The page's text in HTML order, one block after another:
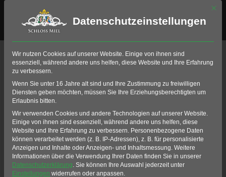
APRIL, 2025
OSTERSONNTAG
-
FESTTAGSSCHLE
MMEN
Mit
Datenschutzeinstellungen
Wir nutzen Cookies auf unserer Website. Einige von ihnen sind
essenziell, während andere uns helfen, diese Website und Ihre Erfahrung
zu verbessern.
Wenn Sie unter 16 Jahre alt sind und Ihre Zustimmung zu freiwilligen
Diensten geben möchten, müssen Sie Ihre Erziehungsberechtigten um
Erlaubnis bitten.
Wir verwenden Cookies und andere Technologien auf unserer Website.
Einige von ihnen sind essenziell, während andere uns helfen, diese
Website und Ihre Erfahrung zu verbessern. Personenbezogene Daten
können verarbeitet werden (z. B. IP-Adressen), z. B. für personalisierte
Anzeigen und Inhalte oder Anzeigen- und Inhaltsmessung. Weitere
Informationen über die Verwendung Ihrer Daten finden Sie in unserer
Datenschutzerklärung. Sie können Ihre Auswahl jederzeit unter
Einstellungen widerrufen oder anpassen.